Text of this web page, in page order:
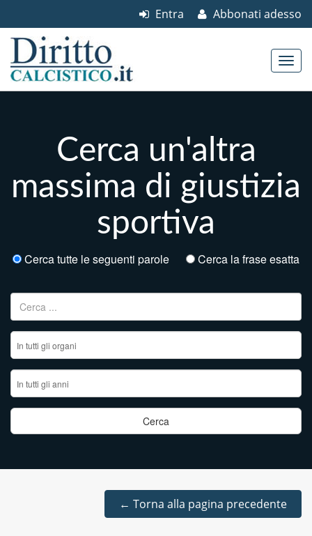
Abbonati adesso
Entra
Cerca un'altra
massima di giustizia
sportiva
Cerca tutte le seguenti parole Cerca la frase esatta
Ricerca per:
← Torna alla pagina precedente